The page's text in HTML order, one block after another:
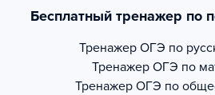
Бесплатный тренажер по
Тренажер ОГЭ по
Тренажер ОГЭ по
Тренажер ОГЭ по